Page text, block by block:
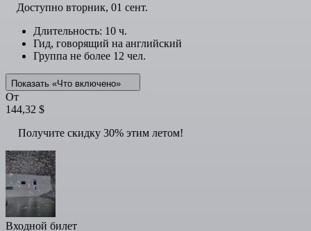
Доступно вторник, 01 сент.
Длительность: 10 ч.
Гид, говорящий на английский
Группа не более 12 чел.
Показать «Что включено»
От
144,32 $
Получите скидку 30% этим летом!
Входной билет